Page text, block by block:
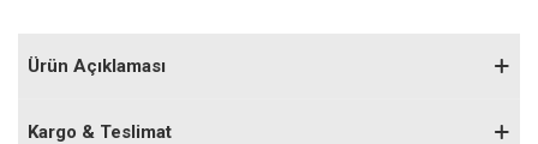
Ürün Açıklaması
Kargo & Teslimat